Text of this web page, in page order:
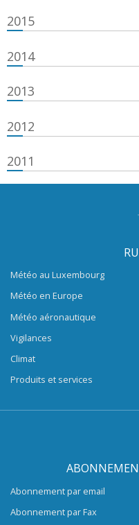
2015
2014
2013
2012
2011
Météo au Luxembourg
Météo en Europe
Météo aéronautique
Vigilances
Climat
Produits et services
Abonnement par email
Abonnement par Fax